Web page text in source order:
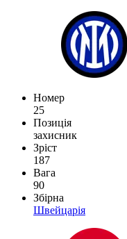
Номер
25
Позиція
захисник
Зріст
187
Вага
90
Збірна
Швейцарія